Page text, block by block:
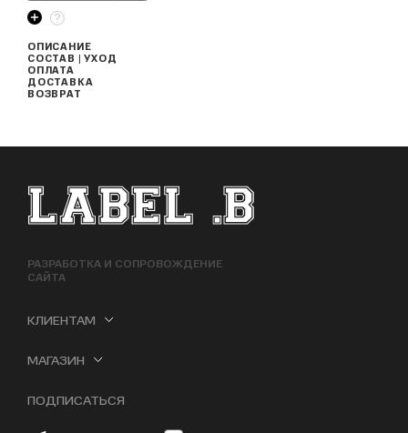
ОПИСАНИЕ
СОСТАВ | УХОД
ОПЛАТА
ДОСТАВКА
ВОЗВРАТ
ФУТЕР САЙТА
РАЗРАБОТКА И СОПРОВОЖДЕНИЕ
САЙТА
КЛИЕНТАМ
МАГАЗИН
ПОДПИСАТЬСЯ